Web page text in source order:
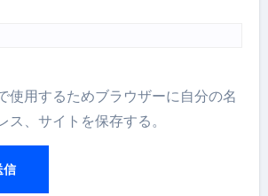
使用するためブラウザーに自分の名
ス、サイトを保存する。